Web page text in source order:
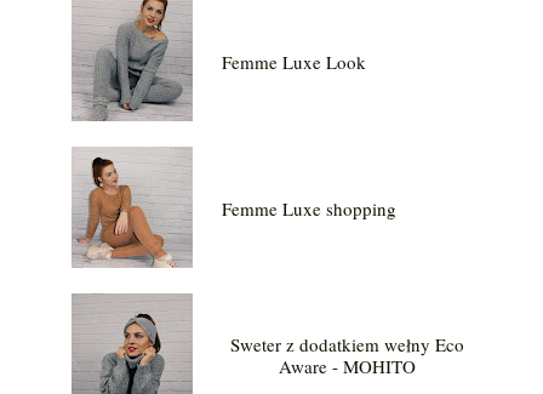
Femme Luxe Look
Femme Luxe shopping
Sweter z dodatkiem wełny Eco
Aware - MOHITO